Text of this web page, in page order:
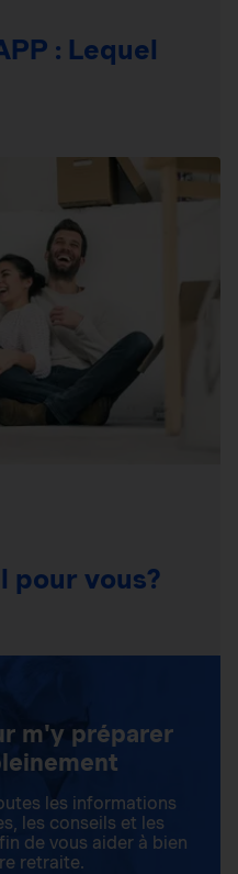
: Lequel
pour vous?
m'y préparer
les informations
les conseils et les
de vous aider à bien
retraite.